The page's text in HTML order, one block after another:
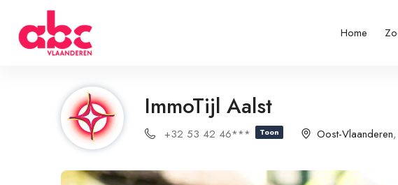
Home
ImmoTijl Aalst
+32 53 42 46*** Toon Oost-Vlaanderen,